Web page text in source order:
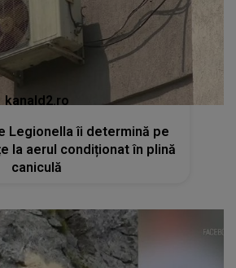
kanald2.ro
Legionella îi determină pe
la aerul condiționat în plină
caniculă